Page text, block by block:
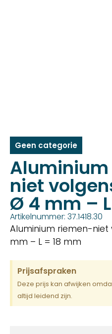
Geen categorie
niet
Ø 4 mm –
Artikelnummer: 37.1418.30
Aluminium riemen-niet
mm – L = 18 mm
Prijsafspraken
Deze prijs kan afwijken
altijd leidend zijn.